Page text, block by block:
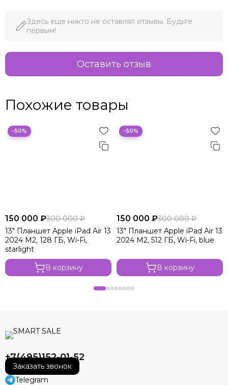
Здесь еще никто не оставлял отзывы. Будьте
первым!
Оставить отзыв
Похожие товары
−50%
150 000 ₽300 000 ₽
13" Планшет Apple iPad Air 13
2024 M2, 128 ГБ, Wi-Fi,
starlight
В корзину
−50%
150 000 ₽300 000 ₽
13" Планшет Apple iPad Air 13
2024 M2, 512 ГБ, Wi-Fi, blue
В корзину
+7(495)152-01-52
Заказать звонок
Telegram